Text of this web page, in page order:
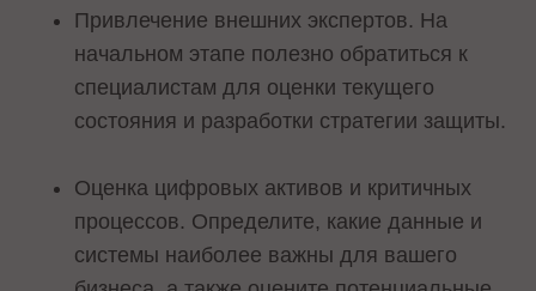
Привлечение внешних экспертов. На
начальном этапе полезно обратиться к
специалистам для оценки текущего
состояния и разработки стратегии защиты.
Оценка цифровых активов и критичных
процессов. Определите, какие данные и
системы наиболее важны для вашего